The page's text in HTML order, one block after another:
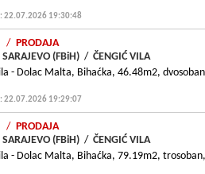
22.07.2026 19:30:48
/ PRODAJA
(FBiH) / ČENGIĆ VILA
- Dolac Malta, Bihaćka, 46.48m2,
22.07.2026 19:29:07
/ PRODAJA
(FBiH) / ČENGIĆ VILA
- Dolac Malta, Bihaćka, 79.19m2,